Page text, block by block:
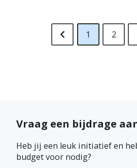
1 2
Vraag een bijdrage
Heb jij een leuk initiatief en
budget voor nodig?